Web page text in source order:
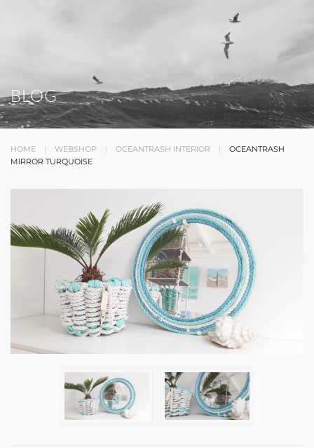
BLOG
HOME WEBSHOP OCEANTRASH INTERIOR
OCEANTRASH
MIRROR TURQUOISE